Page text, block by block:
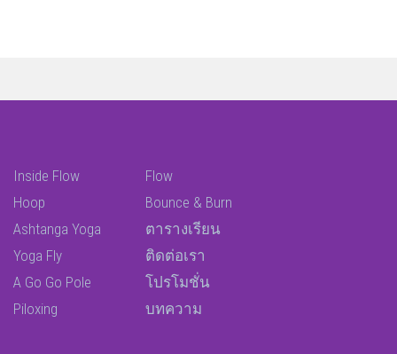
Inside Flow
Hoop
Ashtanga Yoga
Yoga Fly
A Go Go Pole
Piloxing
Flow
Bounce & Burn
ตารางเรียน
ติดต่อเรา
โปรโมชั่น
บทความ